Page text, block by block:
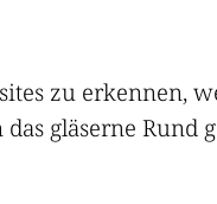
zu erkennen,
gläserne Rund